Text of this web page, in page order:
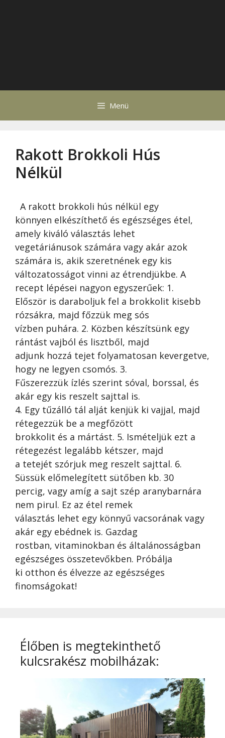
Menü
Rakott Brokkoli Hús
Nélkül
A rakott brokkoli hús nélkül egy
könnyen elkészíthető és egészséges étel,
amely kiváló választás lehet
vegetáriánusok számára vagy akár azok
számára is, akik szeretnének egy kis
változatosságot vinni az étrendjükbe. A
recept lépései nagyon egyszerűek: 1.
Először is daraboljuk fel a brokkolit kisebb
rózsákra, majd főzzük meg sós
vízben puhára. 2. Közben készítsünk egy
rántást vajból és lisztből, majd
adjunk hozzá tejet folyamatosan kevergetve,
hogy ne legyen csomós. 3.
Fűszerezzük ízlés szerint sóval, borssal, és
akár egy kis reszelt sajttal is.
4. Egy tűzálló tál alját kenjük ki vajjal, majd
rétegezzük be a megfőzött
brokkolit és a mártást. 5. Ismételjük ezt a
rétegezést legalább kétszer, majd
a tetejét szórjuk meg reszelt sajttal. 6.
Süssük előmelegített sütőben kb. 30
percig, vagy amíg a sajt szép aranybarnára
nem pirul. Ez az étel remek
választás lehet egy könnyű vacsorának vagy
akár egy ebédnek is. Gazdag
rostban, vitaminokban és általánosságban
egészséges összetevőkben. Próbálja
ki otthon és élvezze az egészséges
finomságokat!
Élőben is megtekinthető
kulcsrakész mobilházak: